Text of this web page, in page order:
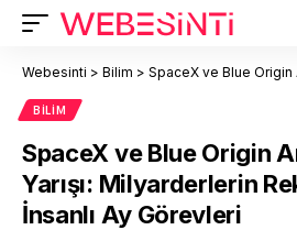
Webesinti > Bilim > SpaceX ve Blue Origin Arasında Ay
BILIM
SpaceX ve Blue Origin
Yarışı: Milyarderlerin
İnsanlı Ay Görevleri